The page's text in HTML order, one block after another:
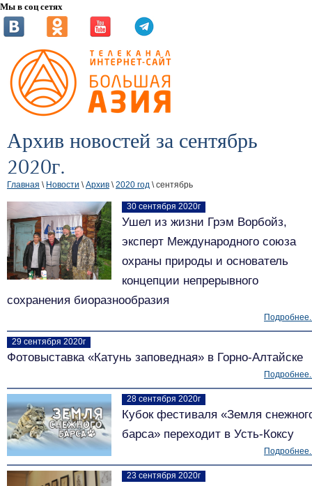
Мы в соц сетях
Архив новостей за сентябрь
2020г.
Главная \ Новости \Архив \2020 год \ сентябрь
30 сентября 2020г
Ушел из жизни Грэм Ворбойз,
эксперт Международного союза
охраны природы и основатель
концепции непрерывного
сохранения биоразнообразия
29 сентября 2020г
Фотовыставка «Катунь заповедная» в Горно-Алтайске
28 сентября 2020г
Кубок фестиваля «Земля
барса» переходит в Усть-Коксу
23 сентября 2020г